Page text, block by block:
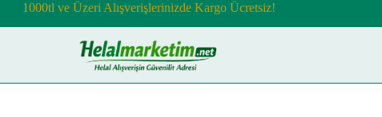
1000tl ve Üzeri Alışverişlerinizde Kargo Ücretsiz!